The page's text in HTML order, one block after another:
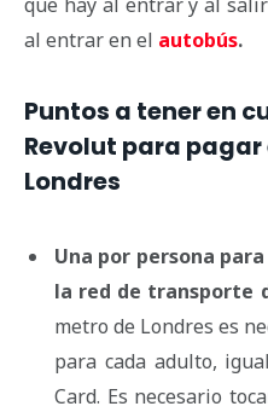
al entrar en el autobús.
Puntos a tener en
Revolut para
Londres
Una por persona
la red de transporte
metro de Londres es
para cada adulto,
Card. Es necesario